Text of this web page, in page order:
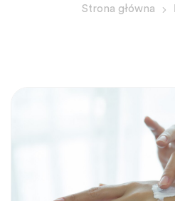
Strona główna